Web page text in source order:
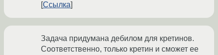
Ссылка
Задача придумана дебилом для кретинов.
Соответственно, только кретин и сможет ее